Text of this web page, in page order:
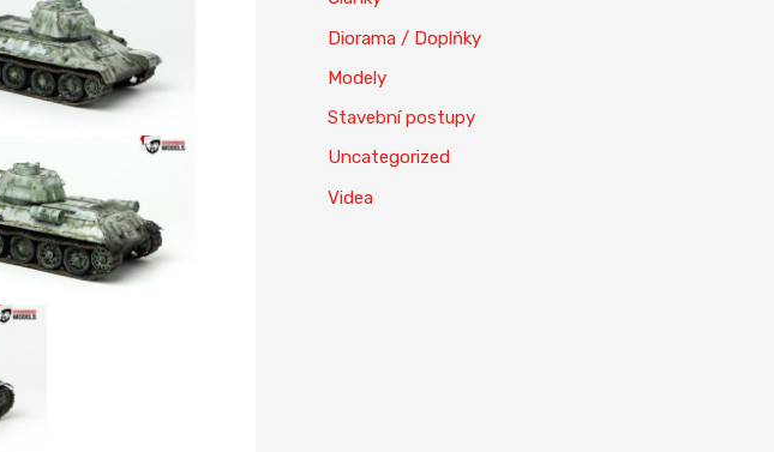
Diorama / Doplňky
Modely
Stavební postupy
Uncategorized
Videa